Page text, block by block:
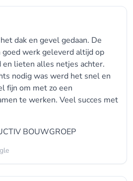
dak en gevel gedaan. De
werk geleverd altijd op
lieten alles netjes achter.
nodig was werd het snel en
fijn om met zo een
te werken. Veel succes met
BOUWGROEP